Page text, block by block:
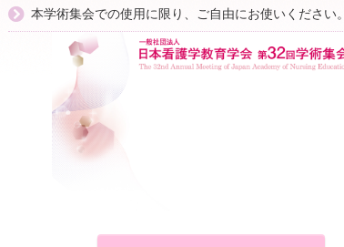
本学術集会での使用に限り、ご自由にお使いください。